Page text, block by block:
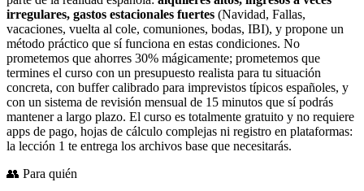
irregulares, gastos estacionales fuertes (Navidad, Fallas,
vacaciones, vuelta al cole, comuniones, bodas, IBI), y propone un
método práctico que sí funciona en estas condiciones. No
prometemos que ahorres 30% mágicamente; prometemos que
termines el curso con un presupuesto realista para tu situación
concreta, con buffer calibrado para imprevistos típicos españoles, y
con un sistema de revisión mensual de 15 minutos que sí podrás
mantener a largo plazo. El curso es totalmente gratuito y no requiere
apps de pago, hojas de cálculo complejas ni registro en plataformas:
la lección 1 te entrega los archivos base que necesitarás.
👥 Para quién